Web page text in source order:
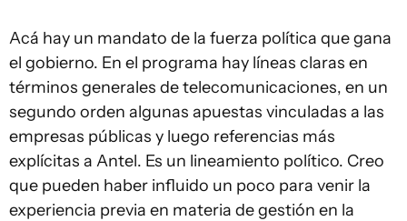
Acá hay un mandato de la fuerza política que gana
el gobierno. En el programa hay líneas claras en
términos generales de telecomunicaciones, en un
segundo orden algunas apuestas vinculadas a las
empresas públicas y luego referencias más
explícitas a Antel. Es un lineamiento político. Creo
que pueden haber influido un poco para venir la
experiencia previa en materia de gestión en la